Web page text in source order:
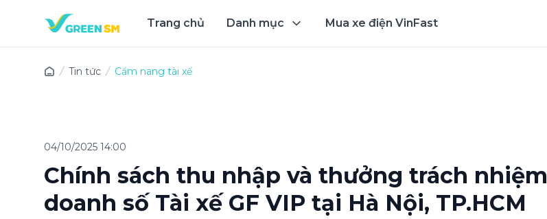
Trang chủ Danh mục Mua xe điện VinFast
Tin tức Cẩm nang tài xế
04/10/2025 14:00
Chính sách thu nhập và thưởng trách nhiệm
doanh số Tài xế GF VIP tại Hà Nội, TP.HCM